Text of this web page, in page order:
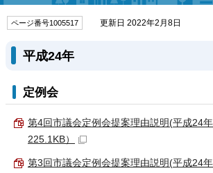
ページ番号1005517 更新日 2022年2月8日
平成24年
定例会
第4回市議会定例会提案理由説明(平成24
225.1KB）
第3回市議会定例会提案理由説明(平成24